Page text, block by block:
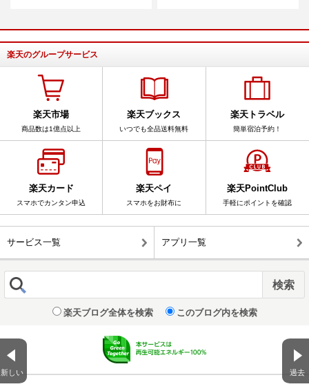
新しい 過去
楽天のグループサービス
楽天市場
商品数は1億点以上
楽天ブックス
いつでも全品送料無料
楽天トラベル
簡単宿泊予約！
楽天カード
スマホでカンタン申込
楽天ペイ
スマホをお財布に
楽天PointClub
手軽にポイントを確認
サービス一覧 アプリ一覧
楽天ブログ全体を検索 このブログ内を検索